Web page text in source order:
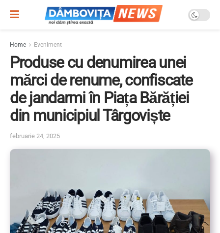
Home Eveniment
Produse cu denumirea unei
mărci de renume, confiscate
de jandarmi în Piața Bărăției
din municipiul Târgoviște
februarie 24, 2025